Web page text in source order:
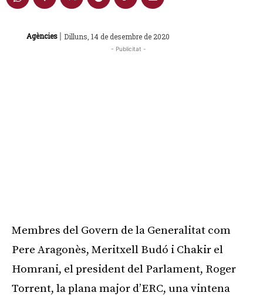
Agències | Dilluns, 14 de desembre de 2020
- Publicitat -
Membres del Govern de la Generalitat com
Pere Aragonès, Meritxell Budó i Chakir el
Homrani, el president del Parlament, Roger
Torrent, la plana major d’ERC, una vintena